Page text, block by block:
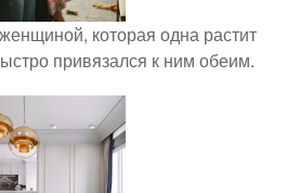
которая одна растит
привязался к ним обеим.